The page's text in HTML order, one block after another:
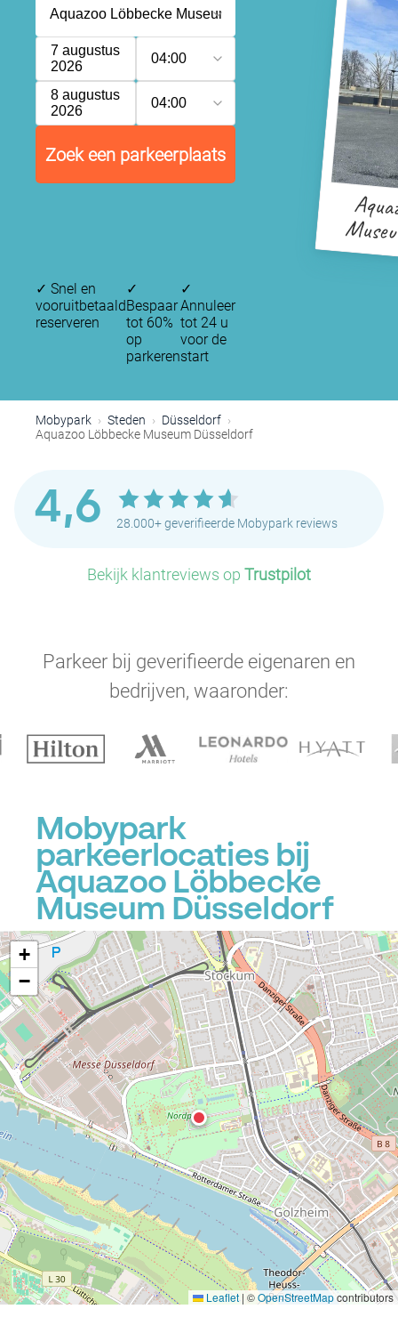
7 augustus
2026
04:00
8 augustus
2026
04:00
Zoek een parkeerplaats
✓ Snel en
vooruitbetaald
reserveren
✓
Bespaar
tot 60%
op
parkeren
✓
Annuleer
tot 24 u
voor de
start
Mobypark Steden
Düsseldorf
Aquazoo Löbbecke Museum Düsseldorf
4,6 28.000+ geverifieerde Mobypark reviews
Bekijk klantreviews op Trustpilot
Parkeer bij geverifieerde eigenaren en
bedrijven, waaronder:
Mobypark
parkeerlocaties bij
Aquazoo Löbbecke
Museum Düsseldorf
+
−
Leaflet | ©OpenStreetMapcontributors